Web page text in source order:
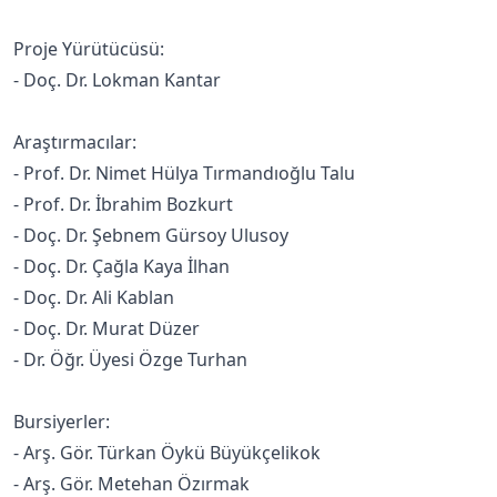
Proje Yürütücüsü:
- Doç. Dr. Lokman Kantar
Araştırmacılar:
- Prof. Dr. Nimet Hülya Tırmandıoğlu Talu
- Prof. Dr. İbrahim Bozkurt
- Doç. Dr. Şebnem Gürsoy Ulusoy
- Doç. Dr. Çağla Kaya İlhan
- Doç. Dr. Ali Kablan
- Doç. Dr. Murat Düzer
- Dr. Öğr. Üyesi Özge Turhan
Bursiyerler:
- Arş. Gör. Türkan Öykü Büyükçelikok
- Arş. Gör. Metehan Özırmak